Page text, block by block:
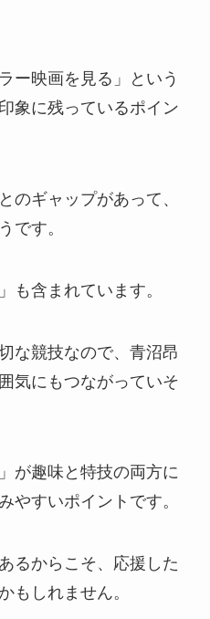
ー映画を見る」という
象に残っているポイン
のギャップがあって、
です。
も含まれています。
な競技なので、青沼昂
気にもつながっていそ
が趣味と特技の両方に
やすいポイントです。
るからこそ、応援した
もしれません。